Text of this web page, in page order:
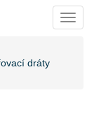
dráty